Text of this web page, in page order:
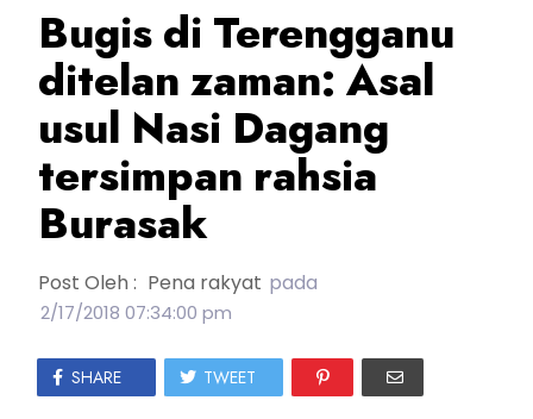
Bugis di Terengganu
ditelan zaman: Asal
usul Nasi Dagang
tersimpan rahsia
Burasak
Post Oleh : Pena rakyat pada
2/17/2018 07:34:00 pm
SHARE TWEET